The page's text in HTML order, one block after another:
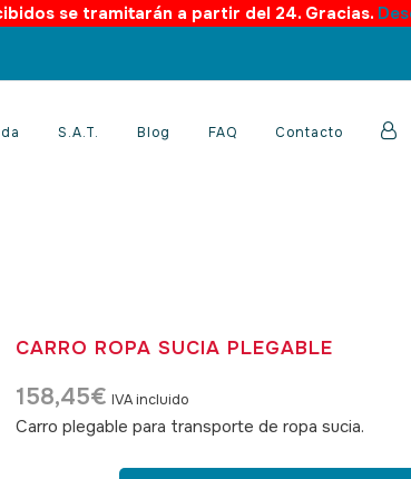
se tramitarán a partir del 24. Gracias.
S.A.T. Blog FAQ Contacto
CARRO ROPA SUCIA PLEGABLE
158,45€ IVA incluido
Carro plegable para transporte de ropa sucia.